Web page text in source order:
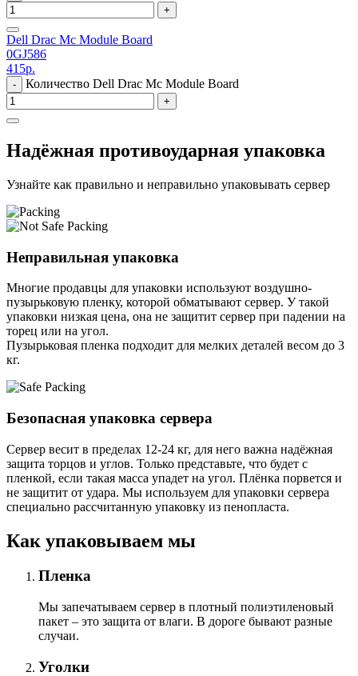
+
Dell Drac Mc Module Board
0GJ586
415р.
- Количество Dell Drac Mc Module Board
+
Надёжная противоударная упаковка
Узнайте как правильно и неправильно упаковывать сервер
Неправильная упаковка
Многие продавцы для упаковки используют воздушно-
пузырьковую пленку, которой обматывают сервер. У такой
упаковки низкая цена, она не защитит сервер при падении на
торец или на угол.
Пузырьковая пленка подходит для мелких деталей весом до 3
кг.
Безопасная упаковка сервера
Сервер весит в пределах 12-24 кг, для него важна надёжная
защита торцов и углов. Только представьте, что будет с
пленкой, если такая масса упадет на угол. Плёнка порвется и
не защитит от удара. Мы используем для упаковки сервера
специально расcчитанную упаковку из пенопласта.
Как упаковываем мы
Пленка
Мы запечатываем сервер в плотный полиэтиленовый
пакет – это защита от влаги. В дороге бывают разные
случаи.
Уголки